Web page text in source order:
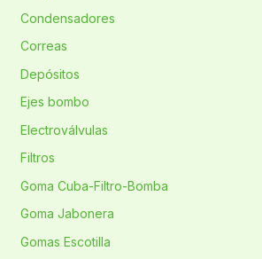
Condensadores
Correas
Depósitos
Ejes bombo
Electroválvulas
Filtros
Goma Cuba-Filtro-Bomba
Goma Jabonera
Gomas Escotilla